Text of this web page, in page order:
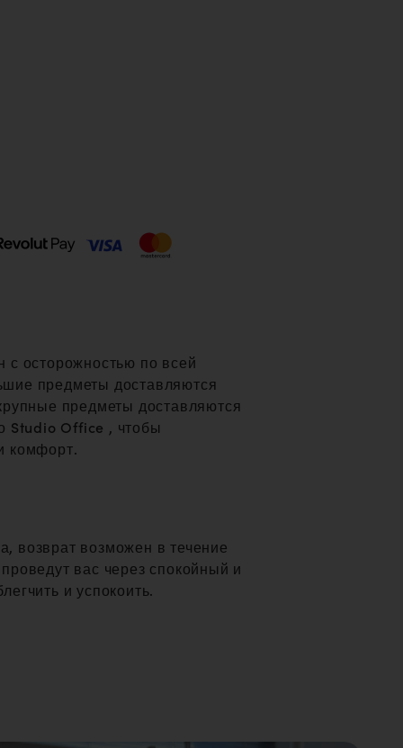
с осторожностью по всей
предметы доставляются
предметы доставляются
Studio Office , чтобы
комфорт.
возврат возможен в течение
вас через спокойный и
и успокоить.